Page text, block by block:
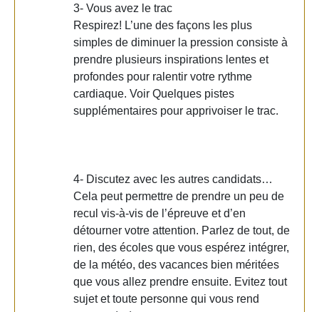
3- Vous avez le trac
Respirez! L’une des façons les plus
simples de diminuer la pression consiste à
prendre plusieurs inspirations lentes et
profondes pour ralentir votre rythme
cardiaque. Voir Quelques pistes
supplémentaires pour apprivoiser le trac.
4- Discutez avec les autres candidats…
Cela peut permettre de prendre un peu de
recul vis-à-vis de l’épreuve et d’en
détourner votre attention. Parlez de tout, de
rien, des écoles que vous espérez intégrer,
de la météo, des vacances bien méritées
que vous allez prendre ensuite. Evitez tout
sujet et toute personne qui vous rend